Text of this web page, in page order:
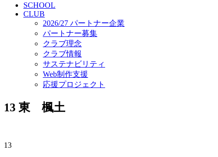
SCHOOL
CLUB
2026/27 パートナー企業
パートナー募集
クラブ理念
クラブ情報
サステナビリティ
Web制作支援
応援プロジェクト
13 東 楓土
13